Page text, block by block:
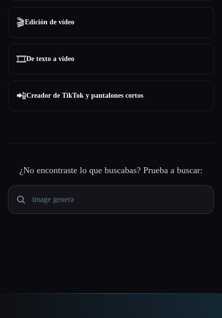
🎬Edición de vídeo
🎞️De texto a vídeo
📲Creador de TikTok y pantalones cortos
¿No encontraste lo que buscabas? Prueba a buscar: